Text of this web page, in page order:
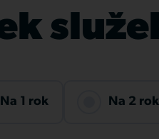
Na 1 rok Na 2